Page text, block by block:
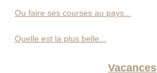
Ou faire ses courses au pays...
Quelle est la plus belle...
Vacances